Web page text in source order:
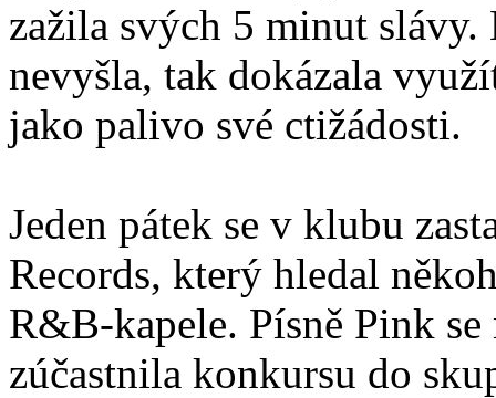
zažila svých 5 minut
nevyšla, tak dokázala
jako palivo své ctižádosti.
Jeden pátek se v klubu
Records, který hledal
R&B-kapele. Písně Pink
zúčastnila konkursu do